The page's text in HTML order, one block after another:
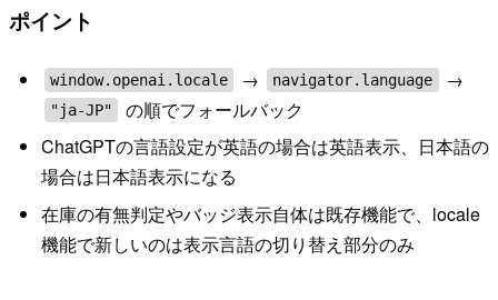
ポイント
window.openai.locale → navigator.language →
"ja-JP"
の順でフォールバック
ChatGPTの言語設定が英語の場合は英語表示、日本語の
場合は日本語表示になる
在庫の有無判定やバッジ表示自体は既存機能で、locale
機能で新しいのは表示言語の切り替え部分のみ